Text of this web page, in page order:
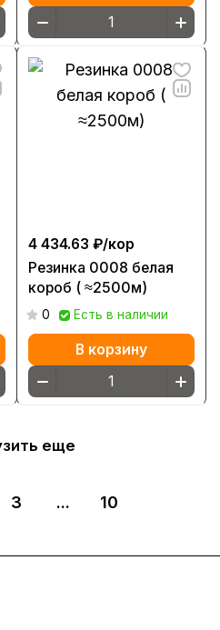
4 434.63 ₽/кор
Резинка 0008 белая
короб ( ≈2500м)
0 Есть в наличии
В корзину
еще
3 ... 10